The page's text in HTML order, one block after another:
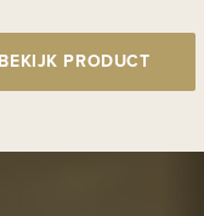
BEKIJK PRODUCT